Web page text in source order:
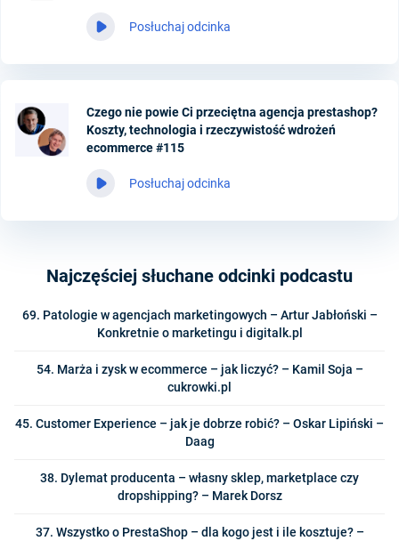
Posłuchaj odcinka
Czego nie powie Ci przeciętna agencja prestashop?
Koszty, technologia i rzeczywistość wdrożeń
ecommerce #115
Posłuchaj odcinka
Najczęściej słuchane odcinki podcastu
69. Patologie w agencjach marketingowych – Artur Jabłoński –
Konkretnie o marketingu i digitalk.pl
54. Marża i zysk w ecommerce – jak liczyć? – Kamil Soja –
cukrowki.pl
45. Customer Experience – jak je dobrze robić? – Oskar Lipiński –
Daag
38. Dylemat producenta – własny sklep, marketplace czy
dropshipping? – Marek Dorsz
37. Wszystko o PrestaShop – dla kogo jest i ile kosztuje? –